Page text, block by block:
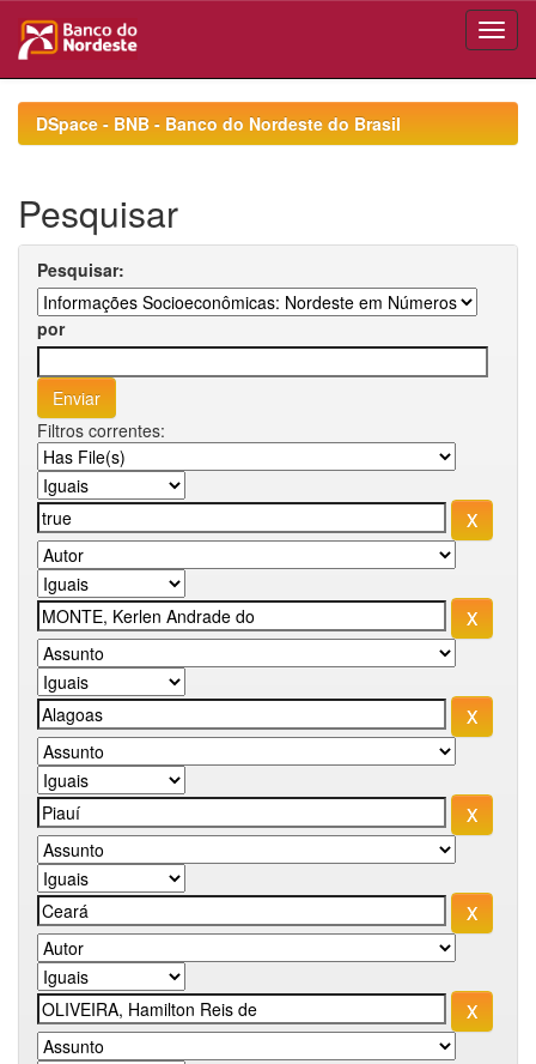
navigationDSpace - BNB - Banco do Nordeste do Brasil
Pesquisar
Pesquisar:
por
Filtros correntes: